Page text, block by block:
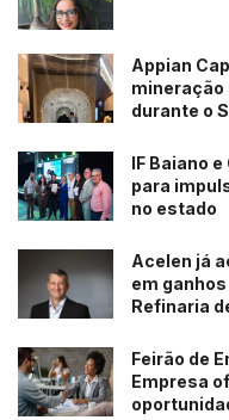
Appian
mineração
durante o
IF Baiano
para
no estado
Acelen já
em
Refinaria
Feirão de
Empresa